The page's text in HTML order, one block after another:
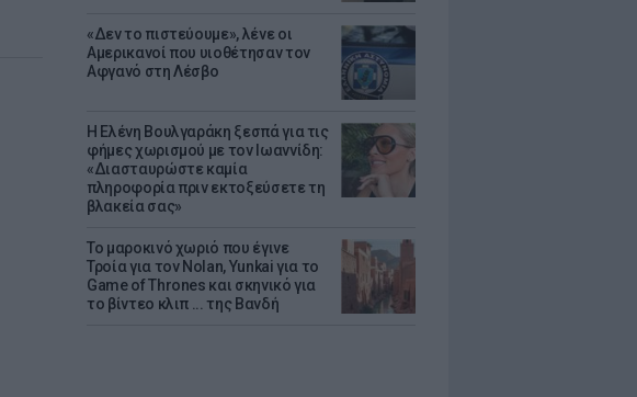
«Δεν το πιστεύουμε», λένε οι
Αμερικανοί που υιοθέτησαν τον
Αφγανό στη Λέσβο
Η Ελένη Βουλγαράκη ξεσπά για τις
φήμες χωρισμού με τον Ιωαννίδη:
«Διασταυρώστε καμία
πληροφορία πριν εκτοξεύσετε τη
βλακεία σας»
Το μαροκινό χωριό που έγινε
Τροία για τον Nolan, Yunkai για το
Game of Thrones και σκηνικό για
το βίντεο κλιπ ... της Βανδή